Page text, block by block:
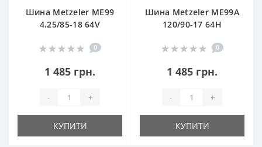
Шина Metzeler ME99
4.25/85-18 64V
0
1 485 грн.
- +
КУПИТИ
Шина Metzeler ME99A
120/90-17 64H
0
1 485 грн.
- +
КУПИТИ